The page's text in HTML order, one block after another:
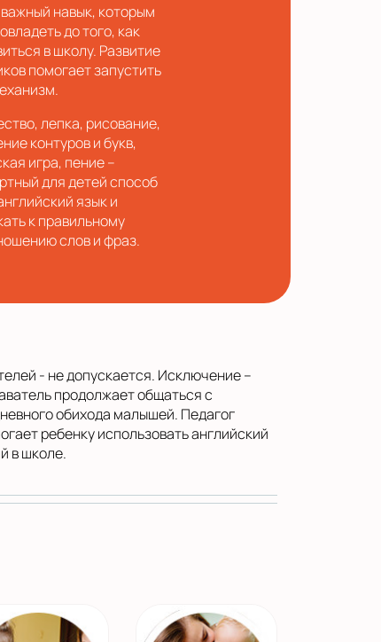
навык, которым
до того, как
в школу. Развитие
помогает запустить
лепка, рисование,
контуров и букв,
игра, пение –
для детей способ
язык и
к правильному
слов и фраз.
- не допускается. Исключение –
продолжает общаться с
обихода малышей. Педагог
ребенку использовать английский
в школе.